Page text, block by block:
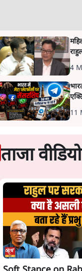
4
11
ताजा वीडियो